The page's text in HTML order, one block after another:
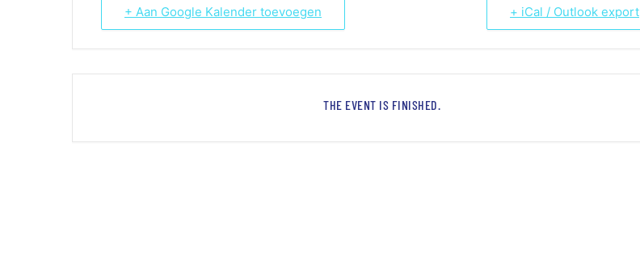
+ Aan Google Kalender toevoegen + iCal / Outlook export
THE EVENT IS FINISHED.